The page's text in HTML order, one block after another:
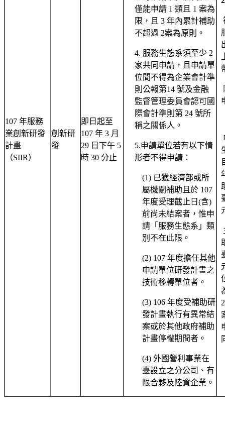
107 年服務
業創新研發
計畫
（SIIR）
創新研
發
即日起至
107 年 3 月
29 日下午 5
時 30 分止
僅能申請 1 類且 1 案為
限，且 3 年內累計補助
不超過 2案為原則。
4. 服務生態系須至少 2
家共同申請，且申請單
位間不得為企業會計準
則公報第14 號及金融
監督管理委員會認可國
際會計準則第 24 號所
稱之關係人。
5.申請單位若有以下情
形者不得申請：
(1) 已獲經濟部或所
屬機關補助且於 107
年度受理截止日(含)
前尚未結案者，惟申
請「服務生態系」類
別不在此限。
(2) 107 年度擔任其他
申請單位研發計畫之
技術移轉單位者。
(3) 106 年度受補助研
發計畫執行有異常結
案或於其他政府補助
計畫停權期間者。
(4) 外國營利事業在
臺設立之分公司、有
限合夥及陸資企業。